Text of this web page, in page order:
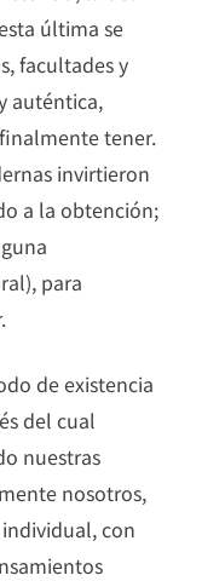
última se
facultades y
auténtica,
tener.
invirtieron
a la obtención;
para
de existencia
del cual
nuestras
nosotros,
con